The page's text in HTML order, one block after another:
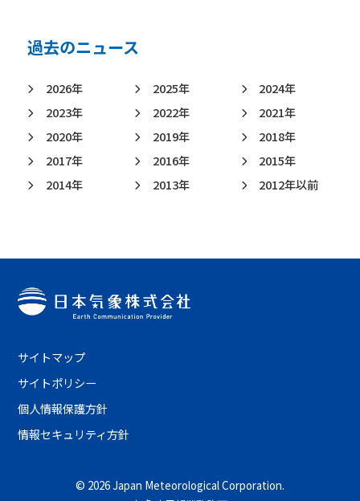
気象情報活用のご相談
お問い合わせ
English
過去のニュース
2026年 2025年
2024年
2023年
2022年
2021年
2020年
2019年
2018年
2017年
2016年
2015年
2014年
2013年 2012年以前
© 2026 Japan Meteorological Corporation.
サイトマップ
サイトポリシー
個人情報保護方針
情報セキュリティ方針